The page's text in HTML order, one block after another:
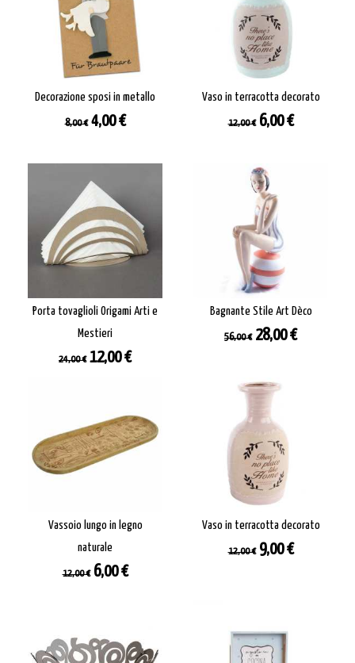
Decorazione sposi in metallo
Prezzo
8,00 € Prezzo
4,00 €
Vaso in terracotta decorato
Prezzo
12,00 € Prezzo
6,00 €
Porta tovaglioli Origami Arti e
Mestieri
Prezzo
24,00 € Prezzo
12,00 €
Bagnante Stile Art Dèco
Prezzo
56,00 € Prezzo
28,00 €
Vassoio lungo in legno
naturale
Prezzo
12,00 € Prezzo
6,00 €
Vaso in terracotta decorato
Prezzo
12,00 € Prezzo
9,00 €